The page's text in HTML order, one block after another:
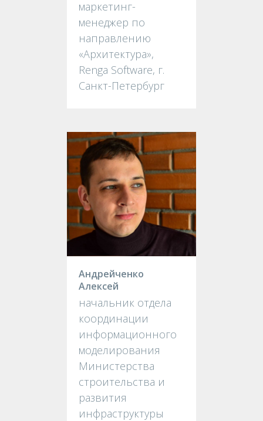
маркетинг-
менеджер по
направлению
«Архитектура»,
Renga Software, г.
Санкт-Петербург
Андрейченко
Алексей
начальник отдела
координации
информационного
моделирования
Министерства
строительства и
развития
инфраструктуры